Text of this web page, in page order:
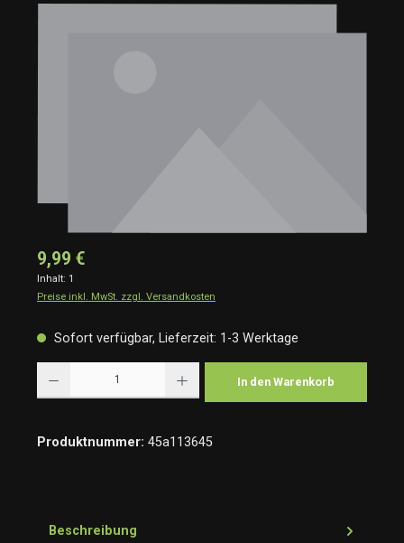
Bildergalerie überspringen
9,99 €
Inhalt: 1
Preise inkl. MwSt. zzgl. Versandkosten
Sofort verfügbar, Lieferzeit: 1-3 Werktage
In den Warenkorb
Produktnummer: 45a113645
Beschreibung